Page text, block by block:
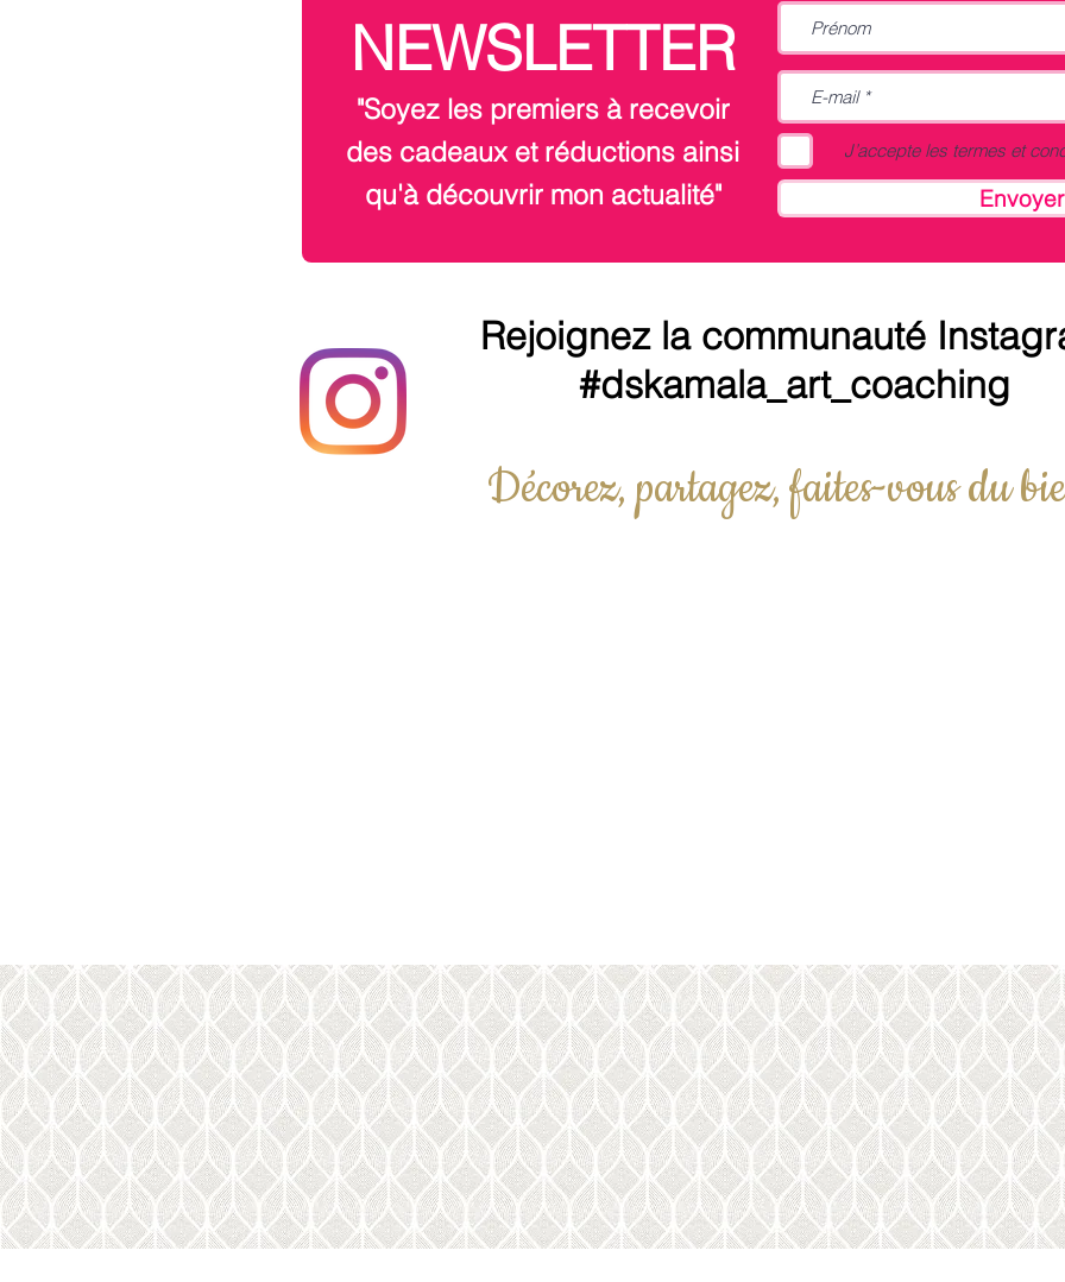
NEWSLETTER
"Soyez les premiers à recevoir
des cadeaux et réductions ainsi
qu'à découvrir mon actualité"
J’accepte les termes et
Envoyer
Rejoignez la communauté
#dskamala_art_coaching
Décorez, partagez, faites-vous du